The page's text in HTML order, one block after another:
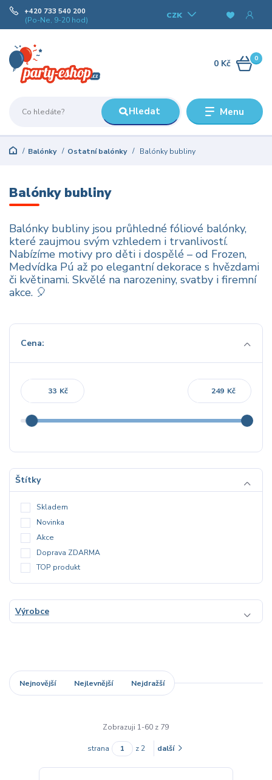
Menu
CZK
Hledat
+420 733 540 200
(Po-Ne, 9-20 hod)
0
0 Kč
Balónky Ostatní balónky Balónky bubliny
Balónky bubliny
Balónky bubliny jsou průhledné fóliové balónky,
které zaujmou svým vzhledem i trvanlivostí.
Nabízíme motivy pro děti i dospělé – od Frozen,
Medvídka Pú až po elegantní dekorace s hvězdami
či květinami. Skvělé na narozeniny, svatby i firemní
akce. 🎈
Cena:
Kč Kč
Štítky
Skladem
Novinka
Akce
Doprava ZDARMA
TOP produkt
Výrobce
Nejnovější Nejlevnější Nejdražší
Zobrazuji 1-60 z 79
strana z 2 další